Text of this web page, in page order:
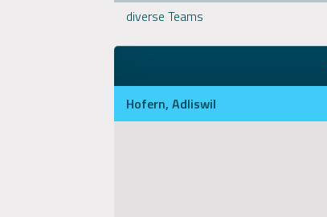
diverse Teams
Hofern, Adliswil